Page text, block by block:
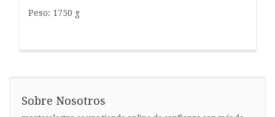
Peso: 1750 g
Sobre Nosotros